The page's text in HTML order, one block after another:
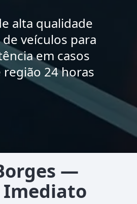
alta qualidade
veículos para
em casos
região 24 horas
—
Imediato